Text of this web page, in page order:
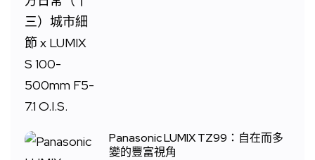
Panasonic LUMIX TZ99：自在而多
變的豐富視角